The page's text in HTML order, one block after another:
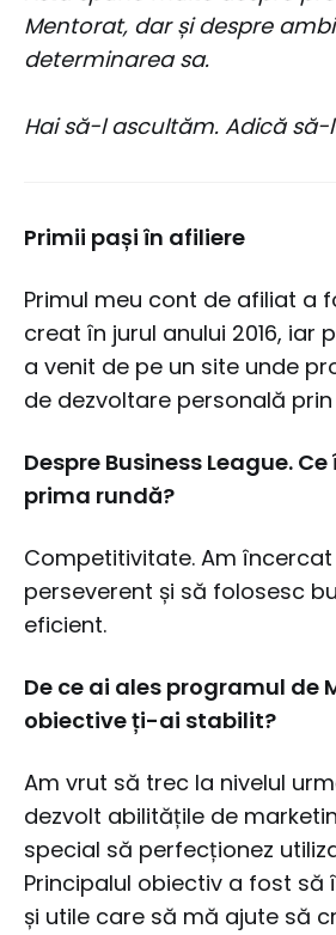
Mentorat, dar și despre
determinarea sa.
Hai să-l ascultăm. Adică să-
Primii pași în afiliere
Primul meu cont de afiliat a
creat în jurul anului 2016, iar
a venit de pe un site unde
de dezvoltare personală
Despre Business League.
prima rundă?
Competitivitate. Am
perseverent și să folosesc
eficient.
De ce ai ales programul de
obiective ți-ai stabilit?
Am vrut să trec la nivelul
dezvolt abilitățile de
special să perfecționez
Principalul obiectiv a fost să
și utile care să mă ajute să